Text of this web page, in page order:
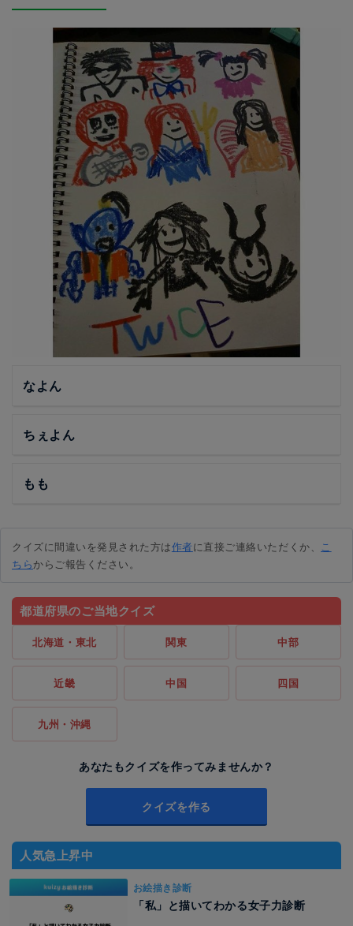
なよん
ちぇよん
もも
クイズに間違いを発見された方は作者に直接ご連絡いただくか、 こ
ちらからご報告ください。
都道府県のご当地クイズ
北海道・東北 関東 中部
近畿 中国 四国
九州・沖縄
あなたもクイズを作ってみませんか？
クイズを作る
人気急上昇中
お絵描き診断
「私」と描いてわかる女子力診断